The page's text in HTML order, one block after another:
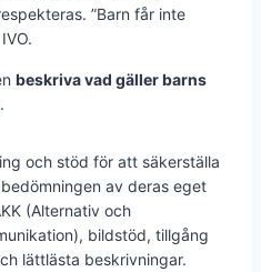
”Barn får inte
beskriva vad gäller barns
och stöd för att säkerställa
av deras eget
(Alternativ och
bildstöd, tillgång
lättlästa beskrivningar.